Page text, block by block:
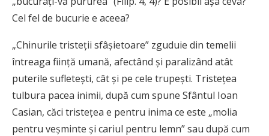
Cel fel de bucurie e aceea?
„Chinurile tristeţii sfâşietoare” zguduie din temelii
întreaga fiinţă umană, afectând şi paralizând atât
puterile sufleteşti, cât şi pe cele trupeşti. Tristeţea
tulbura pacea inimii, după cum spune Sfântul Ioan
Casian, căci tristeţea e pentru inima ce este „molia
pentru veşminte şi cariul pentru lemn” sau după cum